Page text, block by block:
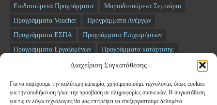
Διαχείριση Συγκατάθεσης
Για να παρέχουμε την καλύτερη εμπειρία, χρησιμοποιούμε τεχνολογίες όπως cookies
για την αποθήκευση ή/και την πρόσβαση σε πληροφορίες συσκευών. Η συγκατάθεση
για τις εν λόγω τεχνολογίες θα μας επιτρέψει να επεξεργαστούμε δεδομένα
Επιδοτούμενα Προγράμματα
Μοριοδοτούμενα Σεμινάρια
Προγράμματα Voucher
Προγράμματα Ανέργων
Προγράμματα ΕΣΠΑ
Προγράμματα Επιχειρήσεων
Προγράμματα Εργαζομένων
Προγράμματα κατάρτισης
ΤΑΜΕΙΟ ΑΝΑΚΑΜΨΗΣ
Newsletter